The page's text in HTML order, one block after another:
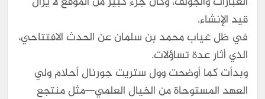
قيد الإنشاء.
في ظل غياب محمد بن سلمان عن الحدث الافتتاحي،
الذي أثار عدة تساؤلات.
وبدأت كما أوضحت وول ستريت جورنال أحلام ولي
العهد المستوحاة من الخيال العلمي—مثل منتجع